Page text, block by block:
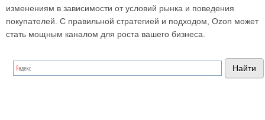
изменениям в зависимости от условий рынка и поведения
покупателей. С правильной стратегией и подходом, Ozon может
стать мощным каналом для роста вашего бизнеса.